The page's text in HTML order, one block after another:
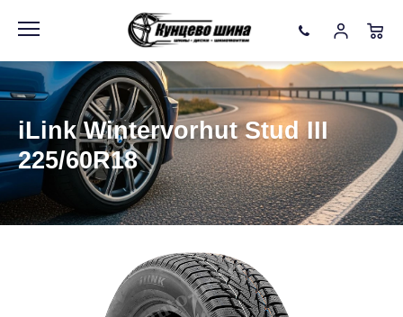
iLink Wintervorhut Stud III
225/60R18
Информация Фото товара